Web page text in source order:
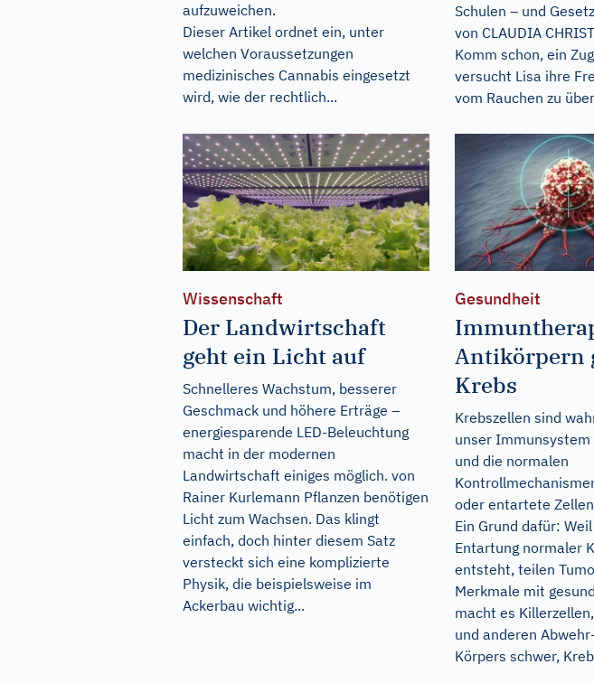
aufzuweichen.
Dieser Artikel ordnet ein, unter
welchen Voraussetzungen
medizinisches Cannabis eingesetzt
wird, wie der rechtlich...
Schulen – und
von CLAUDIA
Komm schon, ein
versucht Lisa ihre
vom Rauchen zu
Wissenschaft
Der Landwirtschaft
geht ein Licht auf
Schnelleres Wachstum, besserer
Geschmack und höhere Erträge –
energiesparende LED-Beleuchtung
macht in der modernen
Landwirtschaft einiges möglich. von
Rainer Kurlemann Pflanzen benötigen
Licht zum Wachsen. Das klingt
einfach, doch hinter diesem Satz
versteckt sich eine komplizierte
Physik, die beispielsweise im
Ackerbau wichtig...
Gesundheit
Antikörpern
Krebs
Krebszellen sind
unser Immunsystem
und die normalen
oder entartete
Ein Grund dafür:
Entartung normaler
entsteht, teilen
Merkmale mit
macht es
und anderen
Körpers schwer,